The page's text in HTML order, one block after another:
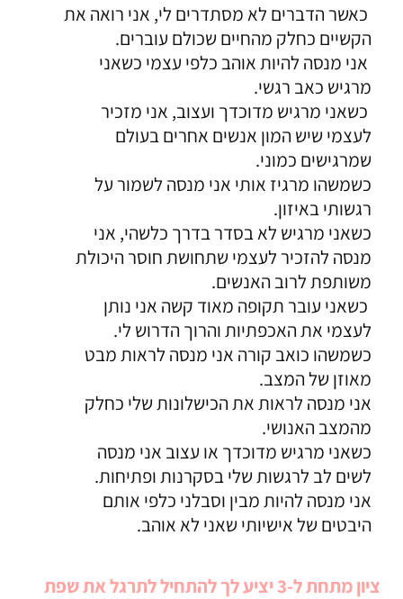
כאשר הדברים לא מסתדרים לי, אני רואה את
הקשיים כחלק מהחיים שכולם עוברים.
אני מנסה להיות אוהב כלפי עצמי כשאני
מרגיש כאב רגשי.
כשאני מרגיש מדוכדך ועצוב, אני מזכיר
לעצמי שיש המון אנשים אחרים בעולם
שמרגישים כמוני.
כשמשהו מרגיז אותי אני מנסה לשמור על
רגשותי באיזון.
כשאני מרגיש לא בסדר בדרך כלשהי, אני
מנסה להזכיר לעצמי שתחושת חוסר היכולת
משותפת לרוב האנשים.
כשאני עובר תקופה מאוד קשה אני נותן
לעצמי את האכפתיות והרוך הדרוש לי.
כשמשהו כואב קורה אני מנסה לראות מבט
מאוזן של המצב.
אני מנסה לראות את הכישלונות שלי כחלק
מהמצב האנושי.
כשאני מרגיש מדוכדך או עצוב אני מנסה
לשים לב לרגשות שלי בסקרנות ופתיחות.
אני מנסה להיות מבין וסבלני כלפי אותם
היבטים של אישיותי שאני לא אוהב.
ציון מתחת ל-3 יציע לך להתחיל לתרגל את שפת